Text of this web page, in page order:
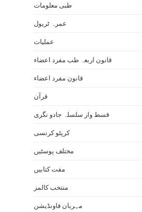
طبی معلومات
عمرہ ٹریول
عملیات
قانون اربعہ طب مفرد اعضاء
قانون مفرد اعضاء
قرآن
قسط وار سلسلہ جادو نگری
کرپٹو کرنسی
مختلف پوسٹیں
مفت کتابیں
منتخب کالمز
مہربان فاونڈیشن